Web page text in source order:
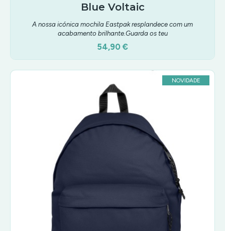
Blue Voltaic
A nossa icónica mochila Eastpak resplandece com um
acabamento brilhante.Guarda os teu
54,90 €
NOVIDADE